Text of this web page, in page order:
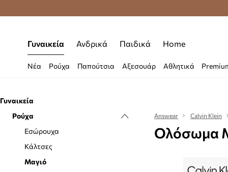
Γυναικεία Ανδρικά Παιδικά Home
Νέα Ρούχα Παπούτσια Αξεσουάρ Αθλητικά
Γυναικεία
Ρούχα
Εσώρουχα
Κάλτσες
Μαγιό
Answear Calvin Klein
Ολόσωμα